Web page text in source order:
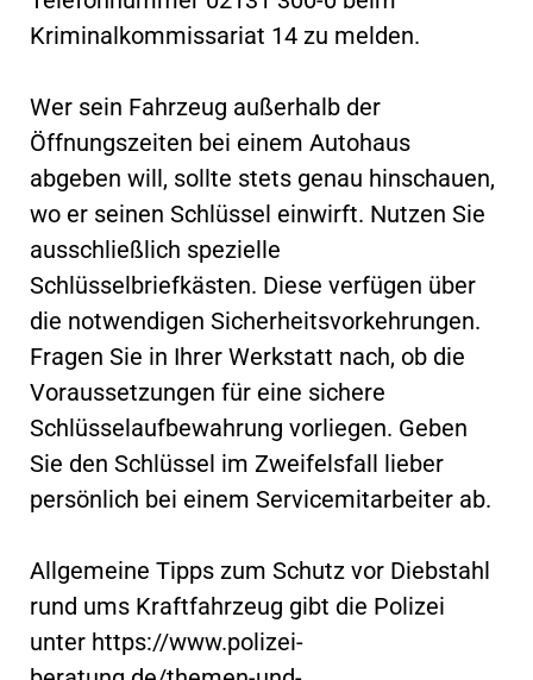
Kriminalkommissariat 14 zu melden.
Wer sein Fahrzeug außerhalb der
Öffnungszeiten bei einem Autohaus
abgeben will, sollte stets genau hinschauen,
wo er seinen Schlüssel einwirft. Nutzen Sie
ausschließlich spezielle
Schlüsselbriefkästen. Diese verfügen über
die notwendigen Sicherheitsvorkehrungen.
Fragen Sie in Ihrer Werkstatt nach, ob die
Voraussetzungen für eine sichere
Schlüsselaufbewahrung vorliegen. Geben
Sie den Schlüssel im Zweifelsfall lieber
persönlich bei einem Servicemitarbeiter ab.
Allgemeine Tipps zum Schutz vor Diebstahl
rund ums Kraftfahrzeug gibt die Polizei
unter https://www.polizei-